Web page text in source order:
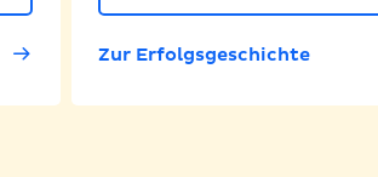
Zur Erfolgsgeschichte